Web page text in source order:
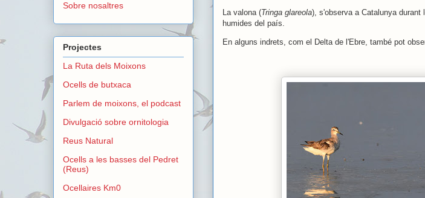
La valona (Tringa glareola), s'observa a Catalunya
humides del país.
En alguns indrets, com el Delta de l'Ebre, també pot
Sobre nosaltres
Projectes
La Ruta dels Moixons
Ocells de butxaca
Parlem de moixons, el podcast
Divulgació sobre ornitologia
Reus Natural
Ocells a les basses del Pedret
(Reus)
Ocellaires Km0